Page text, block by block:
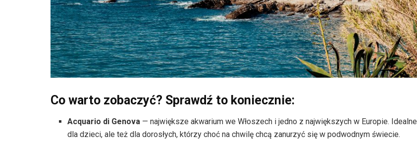
Co warto zobaczyć? Sprawdź to koniecznie:
Acquario di Genova — największe akwarium we Włoszech i jedno z największych w Europie. Idealne
dla dzieci, ale też dla dorosłych, którzy choć na chwilę chcą zanurzyć się w podwodnym świecie.